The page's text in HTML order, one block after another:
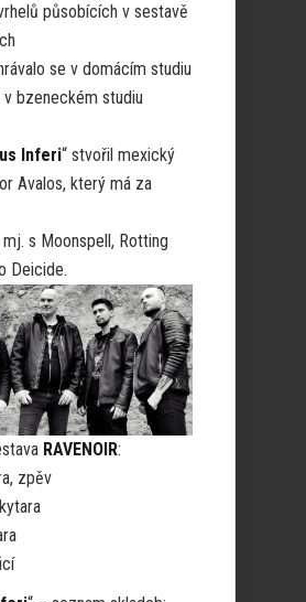
působících v sestavě
se v domácím studiu
v bzeneckém studiu
Inferi“ stvořil mexický
Avalos, který má za
s Moonspell, Rotting
Deicide.
RAVENOIR:
zpěv